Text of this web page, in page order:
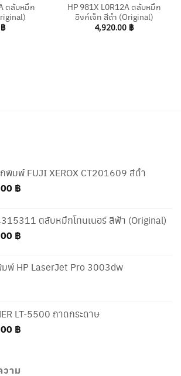
ตลับหมึก
฿
HP 981X L0R12A ตลับหมึก
อิงค์เจ็ท สีดำ (Original)
4,920.00 ฿
พิมพ์ FUJI XEROX CT201609 สีดำ
฿
ตลับหมึกโทนเนอร์ สีฟ้า (Original)
฿
มพ์ HP LaserJet Pro 3003dw
LT-5500 ถาดกระดาษ
฿
าม